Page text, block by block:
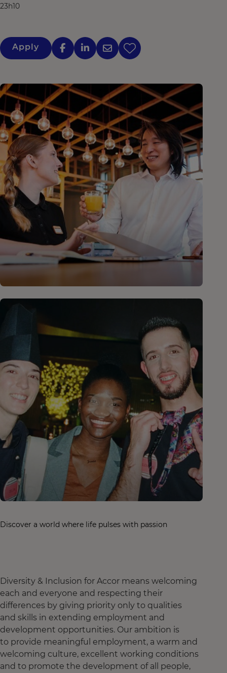
23h10
Apply
Discover a world where life pulses with passion
Diversity & Inclusion for Accor means welcoming
each and everyone and respecting their
differences by giving priority only to qualities
and skills in extending employment and
development opportunities. Our ambition is
to provide meaningful employment, a warm and
welcoming culture, excellent working conditions
and to promote the development of all people,